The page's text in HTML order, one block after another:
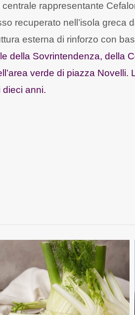
rappresentante
recuperato nell’isola greca
esterna di rinforzo con
della Sovrintendenza, della
verde di piazza
anni.